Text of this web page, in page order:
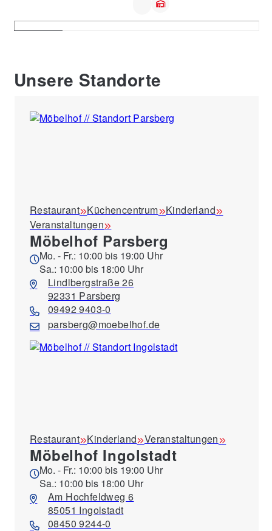
Unsere Standorte
Restaurant Küchencentrum
Kinderland
Veranstaltungen
Möbelhof Parsberg
Mo. - Fr.: 10:00 bis 19:00 Uhr
Sa.: 10:00 bis 18:00 Uhr
Lindlbergstraße 26
92331 Parsberg
09492 9403-0
parsberg@moebelhof.de
Restaurant Kinderland Veranstaltungen
Möbelhof Ingolstadt
Mo. - Fr.: 10:00 bis 19:00 Uhr
Sa.: 10:00 bis 18:00 Uhr
Am Hochfeldweg 6
85051 Ingolstadt
08450 9244-0